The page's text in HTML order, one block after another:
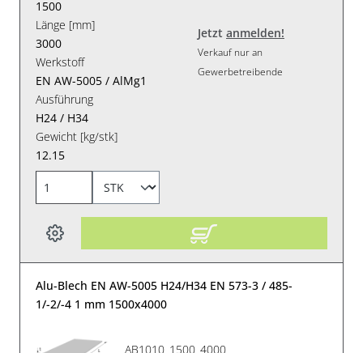
1500
Länge [mm]
3000
Werkstoff
EN AW-5005 / AlMg1
Ausführung
H24 / H34
Gewicht [kg/stk]
12.15
Jetzt anmelden!
Verkauf nur an
Gewerbetreibende
Alu-Blech EN AW-5005 H24/H34 EN 573-3 / 485-
1/-2/-4 1 mm 1500x4000
AB1010_1500_4000